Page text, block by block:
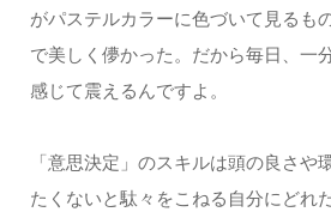
がパステルカラーに色づいて見るも
で美しく儚かった。だから毎日、一
感じて震えるんですよ。
「意思決定」のスキルは頭の良さや
たくないと駄々をこねる自分にどれ